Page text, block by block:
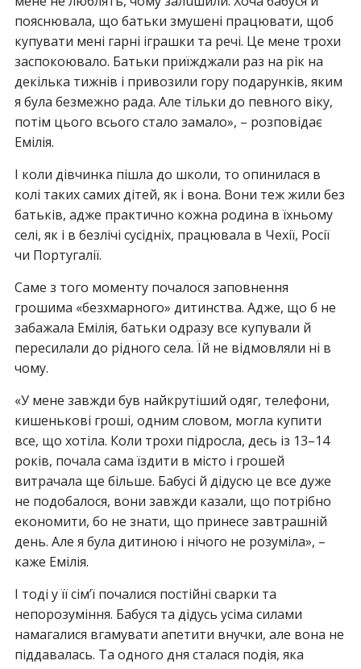
пояснювала, що батьки змушені працювати, щоб
купувати мені гарні іграшки та речі. Це мене трохи
заспoкоювало. Батьки приїжджали раз на рік на
декілька тижнів і привозили гору подарунків, яким
я була безмежно рада. Але тільки до певного віку,
потім цього всього стало замало», – розповідає
Емілія.
І коли дівчинка пішла до школи, то опинилася в
колі таких самих дітей, як і вона. Вони теж жили без
батьків, адже практично кожна родина в їхньому
селі, як і в безлічі сусідніх, працювала в Чехії, Росії
чи Португалії.
Саме з того моменту почалося заповнення
грошима «безхмарного» дитинства. Адже, що б не
забажала Емілія, батьки одразу все купували й
пересилали до рідного села. Їй не відмовляли ні в
чому.
«У мене завжди був найкрутіший одяг, телефони,
кишенькові гроші, одним словом, могла купити
все, що хотіла. Коли трохи підросла, десь із 13–14
років, почала сама їздити в місто і грошей
витрачала ще більше. Бабусі й дідусю це все дуже
не подобалося, вони завжди казали, що потрібно
економити, бо не знати, що принесе завтрашній
день. Але я була дитиною і нічого не розуміла», –
каже Емілія.
І тоді у її сім’ї почалися постійні свaрки та
непорозуміння. Бабуся та дідусь усіма силами
намагалися вгaмyвати апетити внучки, але вона не
піддавалась. Та одного дня сталася подія, яка